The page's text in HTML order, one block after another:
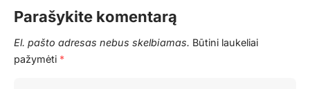
Parašykite komentarą
El. pašto adresas nebus skelbiamas. Būtini laukeliai
pažymėti *